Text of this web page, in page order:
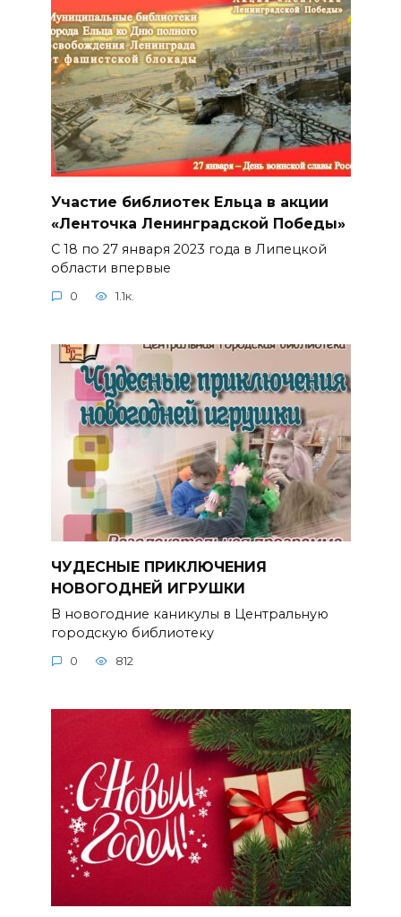
Участие библиотек Ельца в акции
«Ленточка Ленинградской Победы»
С 18 по 27 января 2023 года в Липецкой
области впервые
0 1.1к.
ЧУДЕСНЫЕ ПРИКЛЮЧЕНИЯ
НОВОГОДНЕЙ ИГРУШКИ
В новогодние каникулы в Центральную
городскую библиотеку
0 812